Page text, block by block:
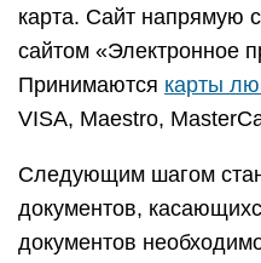
карта. Сайт напрямую
сайтом «Электронное
Принимаются карты
VISA, Maestro,
Следующим шагом
документов,
документов